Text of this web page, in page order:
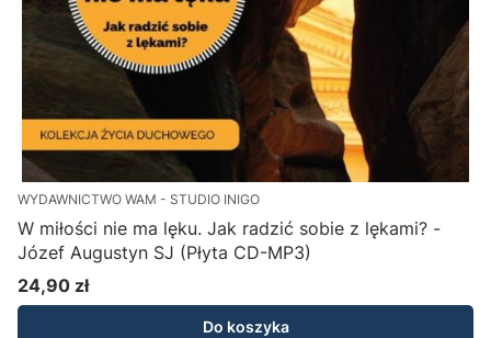
WYDAWNICTWO WAM - STUDIO INIGO
W miłości nie ma lęku. Jak radzić sobie z lękami? -
Józef Augustyn SJ (Płyta CD-MP3)
Cena
24,90 zł
Do koszyka